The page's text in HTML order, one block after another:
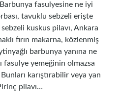
fasulyesine ne iyi
tavuklu sebzeli erişte
kuskus pilavı, Ankara
fırın makarna, közlenmiş
barbunya yanına ne
fasulye yemeğinin olmazsa
karıştırabilir veya yan
pilavı…